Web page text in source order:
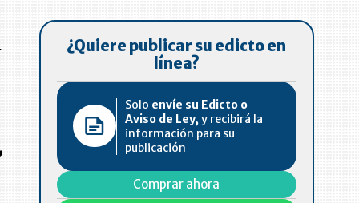
¿Quiere publicar su edicto en
línea?
Solo envíe su Edicto o
Aviso de Ley, y recibirá la
información para su
publicación
Comprar ahora